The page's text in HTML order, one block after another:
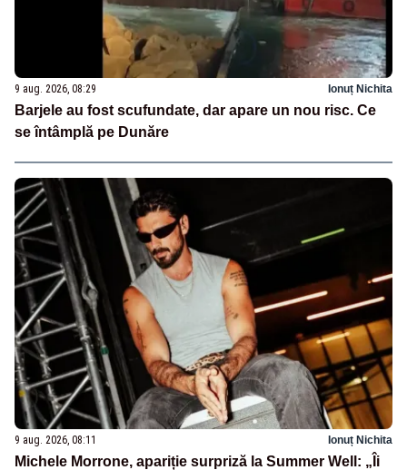
9 aug. 2026, 08:29 Ionuț Nichita
Barjele au fost scufundate, dar apare un nou risc. Ce
se întâmplă pe Dunăre
9 aug. 2026, 08:11 Ionuț Nichita
Michele Morrone, apariție surpriză la Summer Well: „Îi